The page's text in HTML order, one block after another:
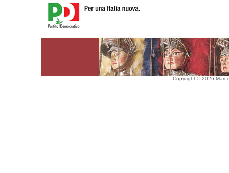
Copyright © 2026